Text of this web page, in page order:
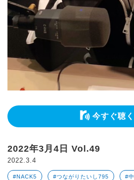
今すぐ聴く
2022年3月4日 Vol.49
2022.3.4
#NACK5 #つながりたいし795 #